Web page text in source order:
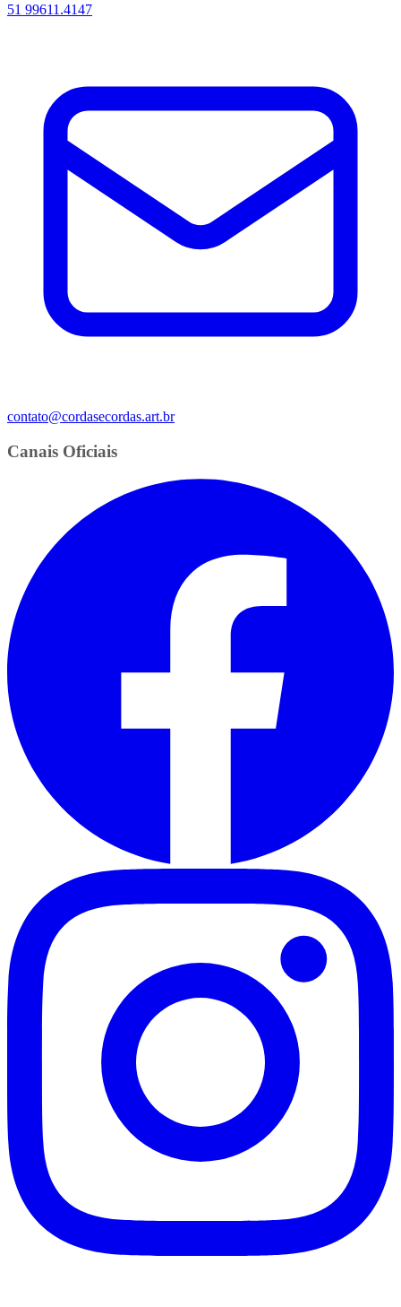
51 99611.4147
contato@cordasecordas.art.br
Canais Oficiais